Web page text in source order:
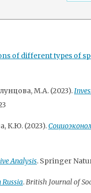
of different types of
М.А. (2023).
К.Ю. (2023).
Analysis. Springer
.British Journal of